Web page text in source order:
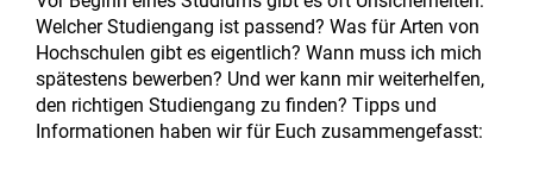
Welcher Studiengang ist passend? Was für Arten von
Hochschulen gibt es eigentlich? Wann muss ich mich
spätestens bewerben? Und wer kann mir weiterhelfen,
den richtigen Studiengang zu finden? Tipps und
Informationen haben wir für Euch zusammengefasst: